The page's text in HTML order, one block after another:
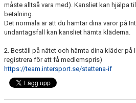
måste alltså vara med). Kansliet kan hjälpa
betalning.
Det normala är att du hämtar dina varor på
undantagsfall kan kansliet hämta kläderna.
2. Beställ på nätet och hämta dina kläder på
registrera för att få medlemspris)
https://team.intersport.se/stattena-if